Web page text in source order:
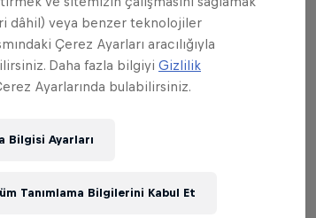
dâhil) veya benzer teknolojiler
Çerez Ayarları aracılığıyla
Daha fazla bilgiyi Gizlilik
Ayarlarında bulabilirsiniz.
Bilgisi Ayarları
Tanımlama Bilgilerini Kabul Et